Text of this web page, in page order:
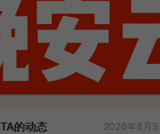
TA的动态 2026年8月9